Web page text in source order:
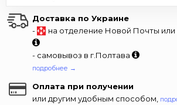
Доставка по Украине
-
на отделение Новой Почты
- самовывоз в г.Полтава
подробнее →
Оплата при получении
или другим удобным способом,